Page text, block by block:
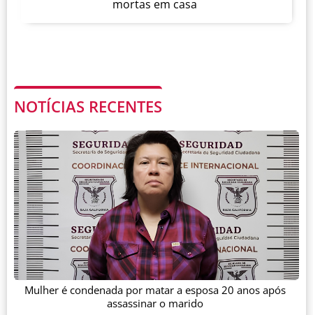
mortas em casa
NOTÍCIAS RECENTES
Mulher é condenada por matar a esposa 20 anos após
assassinar o marido